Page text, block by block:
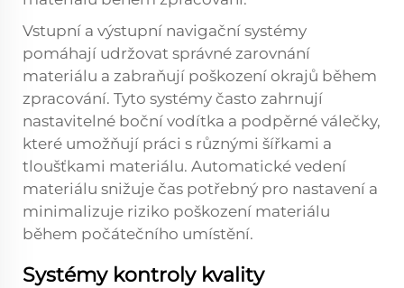
Vstupní a výstupní navigační systémy
pomáhají udržovat správné zarovnání
materiálu a zabraňují poškození okrajů během
zpracování. Tyto systémy často zahrnují
nastavitelné boční vodítka a podpěrné válečky,
které umožňují práci s různými šířkami a
tloušťkami materiálu. Automatické vedení
materiálu snižuje čas potřebný pro nastavení a
minimalizuje riziko poškození materiálu
během počátečního umístění.
Systémy kontroly kvality